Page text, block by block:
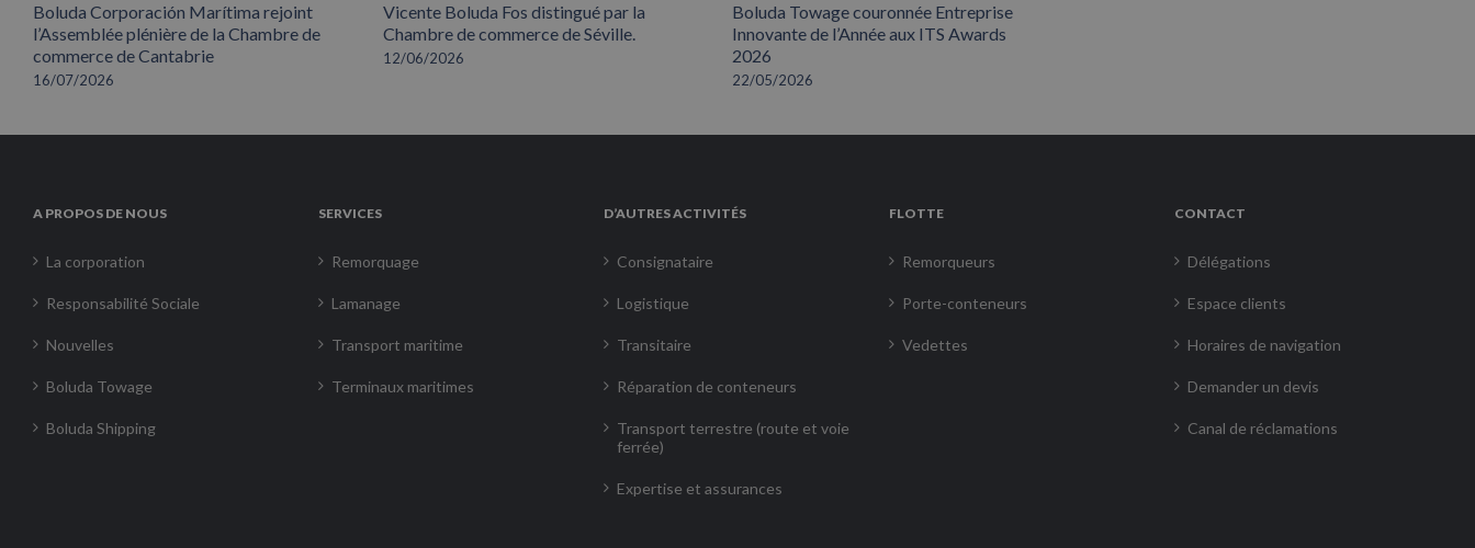
Boluda Corporación Marítima rejoint
l’Assemblée plénière de la Chambre de
commerce de Cantabrie
16/07/2026
Vicente Boluda Fos distingué par la
Chambre de commerce de Séville.
12/06/2026
Boluda Towage couronnée Entreprise
Innovante de l’Année aux ITS Awards
2026
22/05/2026
A PROPOS DE NOUS
La corporation
Responsabilité Sociale
Nouvelles
Boluda Towage
Boluda Shipping
SERVICES
Remorquage
Lamanage
Transport maritime
Terminaux maritimes
D’AUTRES ACTIVITÉS
Consignataire
Logistique
Transitaire
Réparation de conteneurs
Transport terrestre (route et voie
ferrée)
Expertise et assurances
FLOTTE
Remorqueurs
Porte-conteneurs
Vedettes
CONTACT
Délégations
Espace clients
Horaires de navigation
Demander un devis
Canal de réclamations